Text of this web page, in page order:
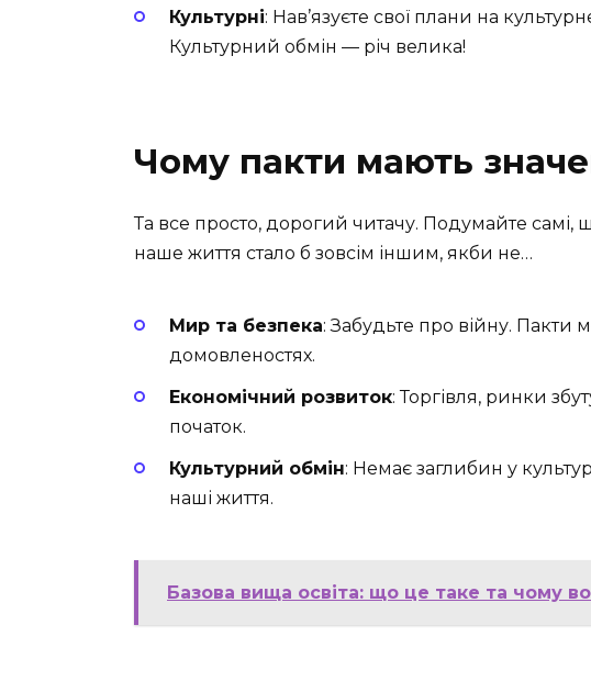
Культурні: Нав’язуєте свої плани на
Культурний обмін — річ велика!
Чому пакти мають
Та все просто, дорогий читачу. Подумайте
наше життя стало б зовсім іншим, якби не…
Мир та безпека: Забудьте про війну. Пакти
домовленостях.
Економічний розвиток: Торгівля, ринки
початок.
Культурний обмін: Немає заглибин у
наші життя.
Базова вища освіта: що це таке та чому